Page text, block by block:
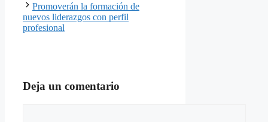
Promoverán la formación de
nuevos liderazgos con perfil
profesional
Deja un comentario